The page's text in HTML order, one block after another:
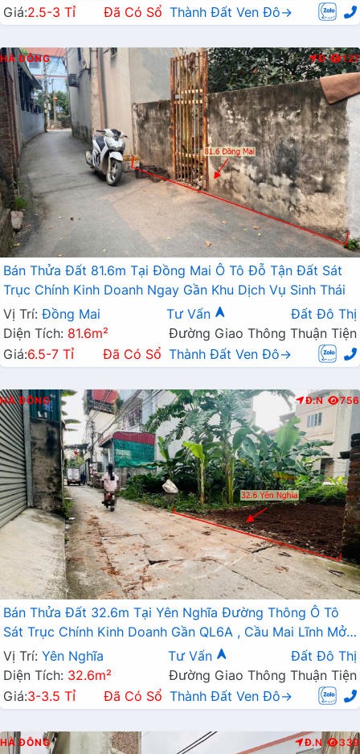
Giá:2.5-3 Tỉ Đã Có Sổ Thành Đất Ven Đô→
HÀ ĐÔNG Đ 127
Bán Thửa Đất 81.6m Tại Đồng Mai Ô Tô Đỗ Tận Đất Sát
Trục Chính Kinh Doanh Ngay Gần Khu Dịch Vụ Sinh Thái
Vị Trí: Đồng Mai Tư Vấn
Đất Đô Thị
Diện Tích: 81.6m²
Đường Giao Thông Thuận Tiện
Giá:6.5-7 Tỉ Đã Có Sổ Thành Đất Ven Đô→
HÀ ĐÔNG Đ.N 756
Bán Thửa Đất 32.6m Tại Yên Nghĩa Đường Thông Ô Tô
Sát Trục Chính Kinh Doanh Gần QL6A , Cầu Mai Lĩnh Mở
Rộng
Vị Trí: Yên Nghĩa Tư Vấn
Đất Đô Thị
Diện Tích: 32.6m²
Đường Giao Thông Thuận Tiện
Giá:3-3.5 Tỉ Đã Có Sổ Thành Đất Ven Đô→
HÀ ĐÔNG Đ.N 339